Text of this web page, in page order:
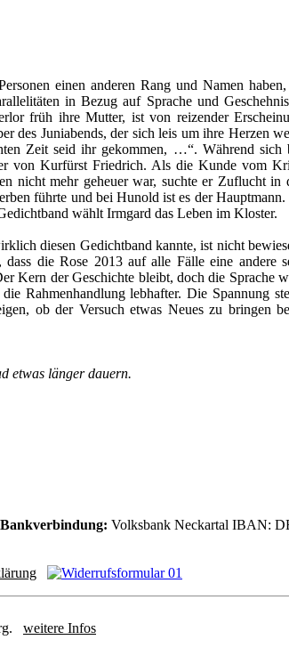
einen anderen Rang und Namen
in Bezug auf Sprache und
früh ihre Mutter, ist von reizender
des Juniabends, der sich leis um ihre Herzen
Zeit seid ihr gekommen, …“. Während sich
von Kurfürst Friedrich. Als die Kunde vom
nicht mehr geheuer war, suchte er Zuflucht in
führte und bei Hunold ist es der
wählt Irmgard das Leben im Kloster.
diesen Gedichtband kannte, ist nicht
dass die Rose 2013 auf alle Fälle eine andere
Kern der Geschichte bleibt, doch die Sprache
Rahmenhandlung lebhafter. Die Spannung
ob der Versuch etwas Neues zu bringen
etwas länger dauern.
Bankverbindung: Volksbank Neckartal IBAN:
weitere Infos